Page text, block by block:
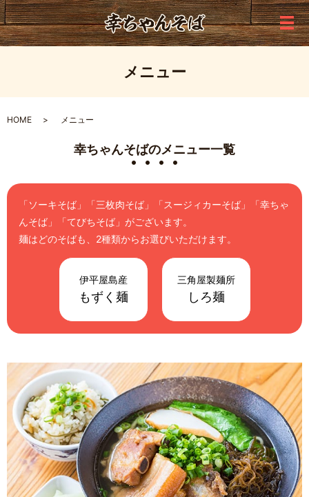
メ
メニュー
HOME メニュー
幸ちゃんそばのメニュー一覧
「ソーキそば」「三枚肉そば」「スージィカーそば」「幸ちゃ
んそば」「てびちそば」がございます。
麺はどのそばも、2種類からお選びいただけます。
伊平屋島産
もずく麺
三角屋製麺所
しろ麺